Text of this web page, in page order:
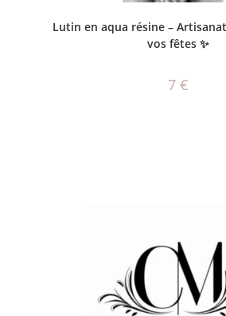
Lutin en aqua résine –
vos fêtes ✨
7 €